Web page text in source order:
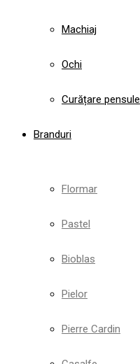
Machiaj
Ochi
Curățare pensule
Branduri
Flormar
Pastel
Bioblas
Pielor
Pierre Cardin